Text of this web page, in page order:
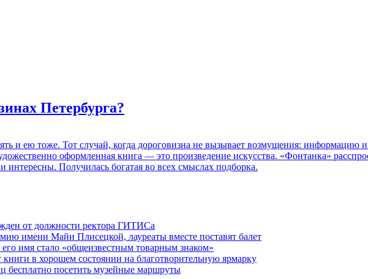
Петербурга?
и ею тоже. Тот случай, когда дороговизна не вызывает возмущения: информацию
оформленная книга — это произведение искусства. «Фонтанка»
Получилась богатая во всех смыслах подборка.
от должности ректора ГИТИСа
имени Майи Плисецкой, лауреаты вместе поставят балет
имя стало «общеизвестным товарным знаком»
в хорошем состоянии на благотворительную ярмарку
бесплатно посетить музейные маршруты